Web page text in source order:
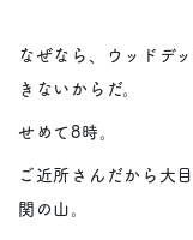
なぜなら、ウッドデ
きないからだ。
せめて8時。
ご近所さんだから大
関の山。